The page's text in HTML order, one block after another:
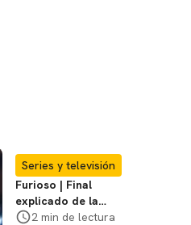
Series y televisión
Furioso | Final
explicado de la
serie brasileña de
2 min de lectura